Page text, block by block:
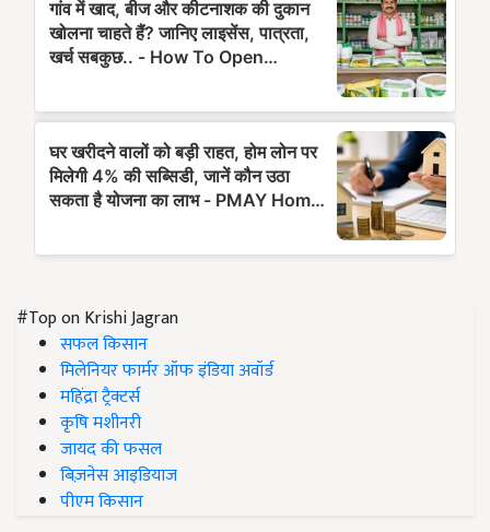
#Top on Krishi Jagran
सफल किसान
मिलेनियर फार्मर ऑफ इंडिया अवॉर्ड
महिंद्रा ट्रैक्टर्स
कृषि मशीनरी
जायद की फसल
बिज़नेस आइडियाज
पीएम किसान